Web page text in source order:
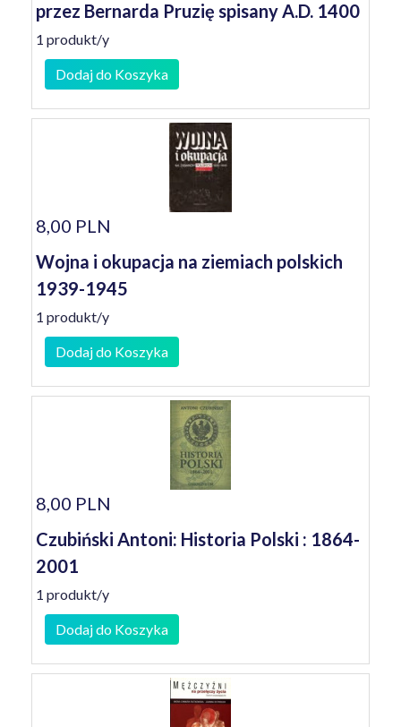
przez Bernarda Pruzię spisany A.D. 1400
1 produkt/y
Dodaj do Koszyka
8,00 PLN
Wojna i okupacja na ziemiach polskich
1939-1945
1 produkt/y
Dodaj do Koszyka
8,00 PLN
Czubiński Antoni: Historia Polski : 1864-
2001
1 produkt/y
Dodaj do Koszyka